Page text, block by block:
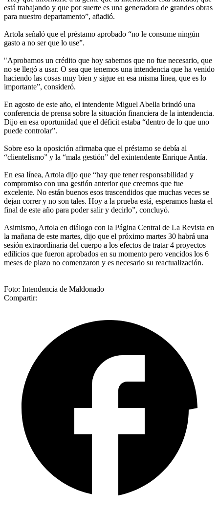
está trabajando y que por suerte es una generadora de grandes obras
para nuestro departamento”, añadió.
Artola señaló que el préstamo aprobado “no le consume ningún
gasto a no ser que lo use”.
"Aprobamos un crédito que hoy sabemos que no fue necesario, que
no se llegó a usar. O sea que tenemos una intendencia que ha venido
haciendo las cosas muy bien y sigue en esa misma línea, que es lo
importante”, consideró.
En agosto de este año, el intendente Miguel Abella brindó una
conferencia de prensa sobre la situación financiera de la intendencia.
Dijo en esa oportunidad que el déficit estaba “dentro de lo que uno
puede controlar”.
Sobre eso la oposición afirmaba que el préstamo se debía al
“clientelismo” y la “mala gestión” del exintendente Enrique Antía.
En esa línea, Artola dijo que “hay que tener responsabilidad y
compromiso con una gestión anterior que creemos que fue
excelente. No están buenos esos trascendidos que muchas veces se
dejan correr y no son tales. Hoy a la prueba está, esperamos hasta el
final de este año para poder salir y decirlo”, concluyó.
Asimismo, Artola en diálogo con la Página Central de La Revista en
la mañana de este martes, dijo que el próximo martes 30 habrá una
sesión extraordinaria del cuerpo a los efectos de tratar 4 proyectos
edilicios que fueron aprobados en su momento pero vencidos los 6
meses de plazo no comenzaron y es necesario su reactualización.
Foto: Intendencia de Maldonado
Compartir: